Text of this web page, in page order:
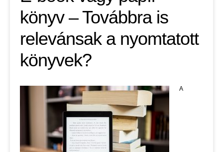
könyv – Továbbra is
relevánsak a nyomtatott
könyvek?
A